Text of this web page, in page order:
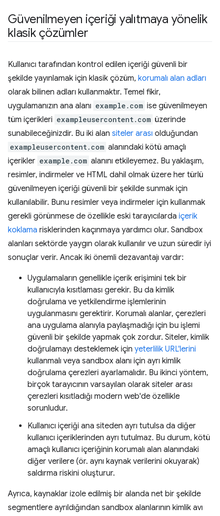
Güvenilmeyen içeriği yalıtmaya yönelik
klasik çözümler
Kullanıcı tarafından kontrol edilen içeriği güvenli bir
şekilde yayınlamak için klasik çözüm, korumalı alan adları
olarak bilinen adları kullanmaktır. Temel fikir,
uygulamanızın ana alanı example.com ise güvenilmeyen
tüm içerikleri exampleusercontent.com üzerinde
sunabileceğinizdir. Bu iki alan siteler arası olduğundan
exampleusercontent.com alanındaki kötü amaçlı
içerikler example.com alanını etkileyemez. Bu yaklaşım,
resimler, indirmeler ve HTML dahil olmak üzere her türlü
güvenilmeyen içeriği güvenli bir şekilde sunmak için
kullanılabilir. Bunu resimler veya indirmeler için kullanmak
gerekli görünmese de özellikle eski tarayıcılarda içerik
koklama risklerinden kaçınmaya yardımcı olur. Sandbox
alanları sektörde yaygın olarak kullanılır ve uzun süredir iyi
sonuçlar verir. Ancak iki önemli dezavantajı vardır:
Uygulamaların genellikle içerik erişimini tek bir
kullanıcıyla kısıtlaması gerekir. Bu da kimlik
doğrulama ve yetkilendirme işlemlerinin
uygulanmasını gerektirir. Korumalı alanlar, çerezleri
ana uygulama alanıyla paylaşmadığı için bu işlemi
güvenli bir şekilde yapmak çok zordur. Siteler, kimlik
doğrulamayı desteklemek için yeterlilik URL'lerini
kullanmalı veya sandbox alanı için ayrı kimlik
doğrulama çerezleri ayarlamalıdır. Bu ikinci yöntem,
birçok tarayıcının varsayılan olarak siteler arası
çerezleri kısıtladığı modern web'de özellikle
sorunludur.
Kullanıcı içeriği ana siteden ayrı tutulsa da diğer
kullanıcı içeriklerinden ayrı tutulmaz. Bu durum, kötü
amaçlı kullanıcı içeriğinin korumalı alan alanındaki
diğer verilere (ör. aynı kaynak verilerini okuyarak)
saldırma riskini oluşturur.
Ayrıca, kaynaklar izole edilmiş bir alanda net bir şekilde
segmentlere ayrıldığından sandbox alanlarının kimlik avı